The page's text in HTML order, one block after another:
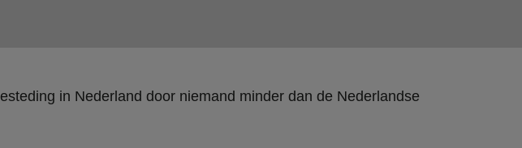
in Nederland door niemand minder dan de Nederlandse